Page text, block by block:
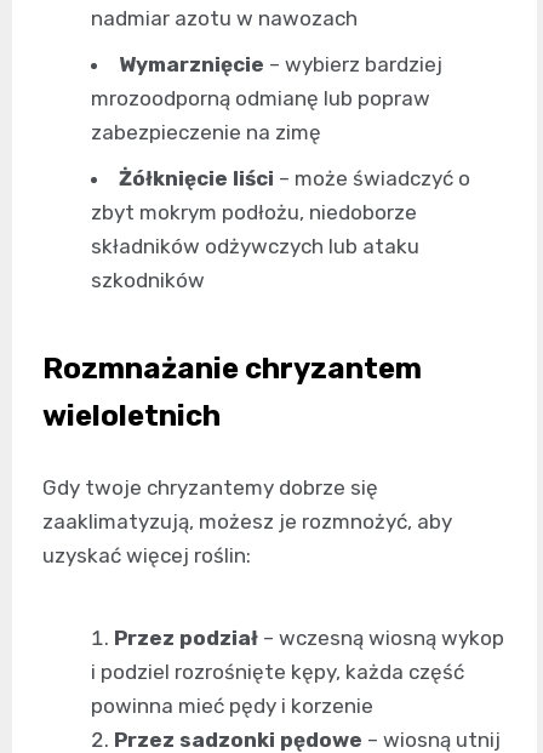
nadmiar azotu w nawozach
Wymarznięcie – wybierz bardziej
mrozoodporną odmianę lub popraw
zabezpieczenie na zimę
Żółknięcie liści – może świadczyć o
zbyt mokrym podłożu, niedoborze
składników odżywczych lub ataku
szkodników
Rozmnażanie chryzantem
wieloletnich
Gdy twoje chryzantemy dobrze się
zaaklimatyzują, możesz je rozmnożyć, aby
uzyskać więcej roślin:
Przez podział – wczesną wiosną wykop
i podziel rozrośnięte kępy, każda część
powinna mieć pędy i korzenie
Przez sadzonki pędowe – wiosną utnij